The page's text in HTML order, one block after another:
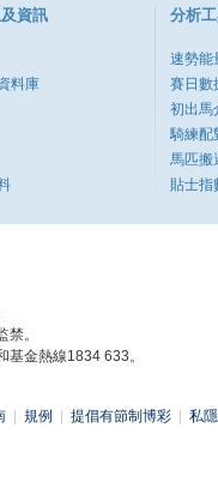
資訊
料庫
分析
速勢能
賽日數
初出馬
騎練配
馬匹搬
貼士指
。
金熱線1834 633。
規例 提倡有節制博彩 私